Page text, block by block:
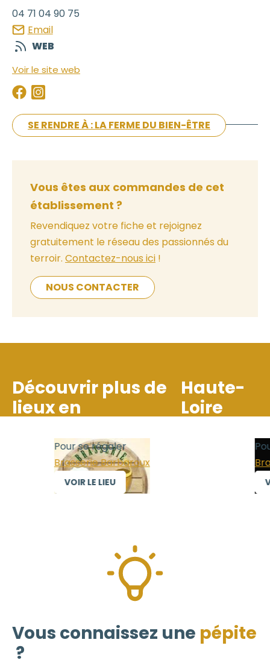
04 71 04 90 75
Email
WEB
Voir le site web
SE RENDRE À : LA FERME DU BIEN-ÊTRE
Vous êtes aux commandes de cet
établissement ?
Revendiquez votre fiche et rejoignez
gratuitement le réseau des passionnés du
terroir. Contactez-nous ici !
NOUS CONTACTER
Découvrir plus de
lieux en
Haute-
Loire
Pour se régaler
Brasserie Barbaroux
VOIR LE LIEU
Vous connaissez une pépite
?